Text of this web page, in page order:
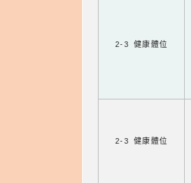
2-3 健康體位
2-3 健康體位